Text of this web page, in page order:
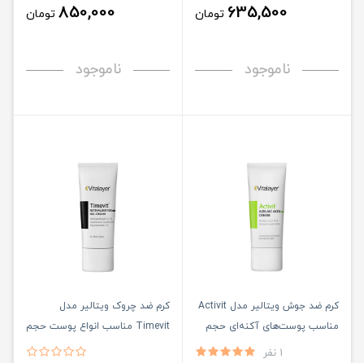
635,500 تومان
ناموجود
850,000 تومان
ناموجود
کرم ضد جوش ویتالیر مدل Activit
مناسب پوست‌های آکنه‌ای حجم
1 نفر
کرم ضد چروک ویتالیر مدل
Timevit مناسب انواع پوست حجم